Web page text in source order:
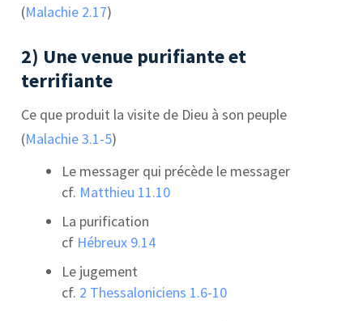
(Malachie 2.17)
2) Une venue purifiante et
terrifiante
Ce que produit la visite de Dieu à son peuple
(Malachie 3.1-5)
Le messager qui précède le messager
cf. Matthieu 11.10
La purification
cf Hébreux 9.14
Le jugement
cf. 2 Thessaloniciens 1.6-10